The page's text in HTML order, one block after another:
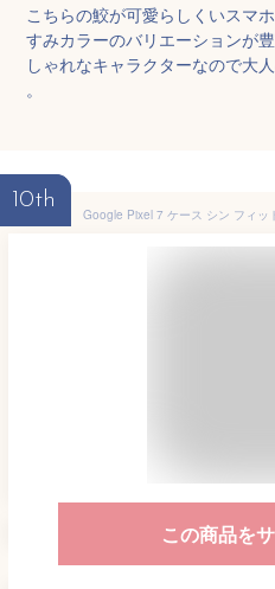
こちらの鮫が可愛らしくいスマ
すみカラーのバリエーションが
しゃれなキャラクターなので大
。
10th
この商品を